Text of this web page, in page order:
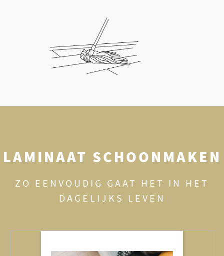
LAMINAAT SCHOONMAKEN
ZO EENVOUDIG GAAT HET IN HET
DAGELIJKS LEVEN